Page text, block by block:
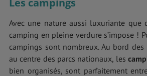
Les campings
Avec une nature aussi luxuriante que
camping en pleine verdure s’impose !
campings sont nombreux. Au bord
au centre des parcs nationaux, les
bien organisés, sont parfaitement